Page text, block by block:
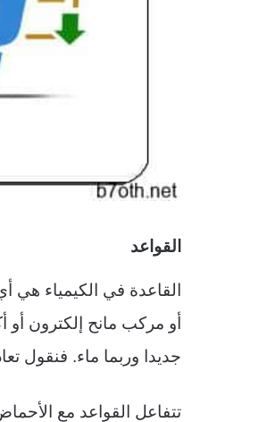
القواعد
القاعدة في الكيمياء هي
أو مركب مانح إلكترون أو
جديدا وربما ماء. فنقول
تتفاعل القواعد مع